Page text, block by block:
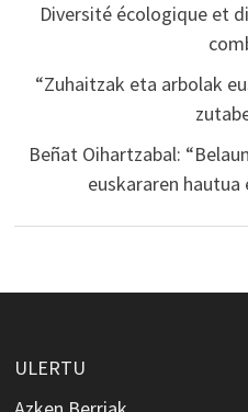
Diversité écologique et
“Zuhaitzak eta arbolak
Beñat Oihartzabal:
euskararen hautua
ULERTU